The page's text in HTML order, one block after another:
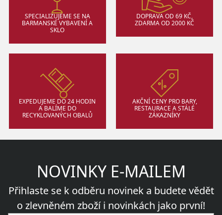
SPECIALIZUJEME SE NA
BARMANSKÉ VYBAVENÍ A
SKLO
DOPRAVA OD 69 KČ,
ZDARMA OD 2000 KČ
EXPEDUJEME DO 24 HODIN
A BALÍME DO
RECYKLOVANÝCH OBALŮ
AKČNÍ CENY PRO BARY,
RESTAURACE A STÁLÉ
ZÁKAZNÍKY
NOVINKY E-MAILEM
Přihlaste se k odběru novinek a budete vědět
o zlevněném zboží i novinkách jako první!